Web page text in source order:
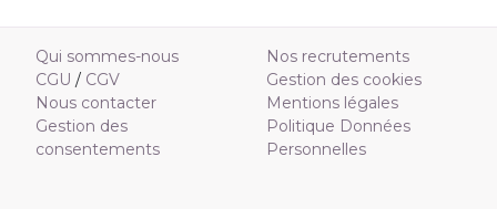
Qui sommes-nous
CGU / CGV
Nous contacter
Gestion des
consentements
Nos recrutements
Gestion des cookies
Mentions légales
Politique Données
Personnelles